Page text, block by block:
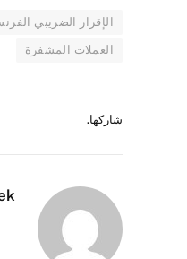
الإقرار الضريبي
العملات المشفرة
شاركها.